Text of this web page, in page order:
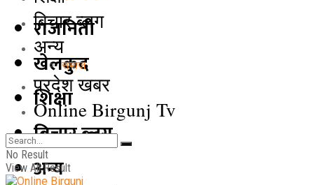
राजनिती
खेलकुद
शिक्षा
बिचार ब्लग
अन्य
बिचार ब्लग
अन्य
समाज
प्रदेश खबर
Online Birgunj Tv
No Result
View All Result